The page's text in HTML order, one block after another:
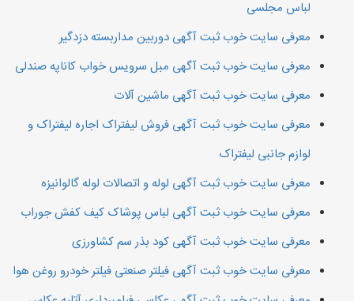
لباس مجلسی
معرفی سایت خوب ثبت آگهی دوربین مداربسته دزدگیر
معرفی سایت خوب ثبت آگهی مبل سرویس خواب کاناپه صندلی
معرفی سایت خوب ثبت آگهی ماشین آلات
معرفی سایت خوب ثبت آگهی فروش لیفتراک اجاره لیفتراک و
لوازم جانبی لیفتراک
معرفی سایت خوب ثبت آگهی لوله و اتصالات لوله گالوانیزه
معرفی سایت خوب ثبت آگهی لباس پوشاک کیف کفش جوراب
معرفی سایت خوب ثبت آگهی کود بذر سم کشاورزی
معرفی سایت خوب ثبت آگهی فیلتر صنعتی فیلتر خودرو روغن هوا